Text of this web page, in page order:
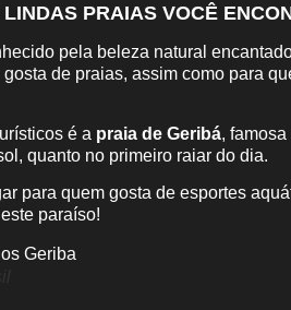
PRAIAS VOCÊ
pela beleza natural
de praias, assim como para
é a praia de Geribá,
quanto no primeiro raiar do dia.
para quem gosta de esportes
paraíso!